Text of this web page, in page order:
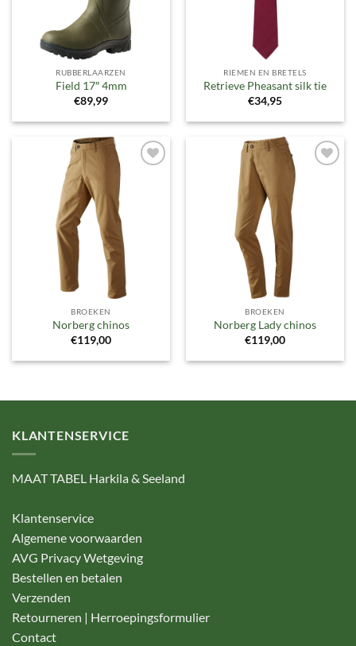
RUBBERLAARZEN
Field 17″ 4mm
€89,99
RIEMEN EN BRETELS
Retrieve Pheasant silk tie
€34,95
Toevoegen
verlanglijst
BROEKEN
Norberg chinos
€119,00
Toevoegen
verlanglijst
BROEKEN
Norberg Lady chinos
€119,00
KLANTENSERVICE
MAAT TABEL Harkila & Seeland
Klantenservice
Algemene voorwaarden
AVG Privacy Wetgeving
Bestellen en betalen
Verzenden
Retourneren | Herroepingsformulier
Contact